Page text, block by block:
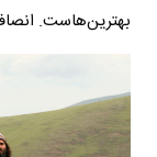
بهترین‌هاست.